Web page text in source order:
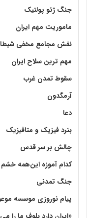
جنگ ژئو پولتیک
ماموریت مهم ایران
نقش مجامع مخفی
مهم ترین سلاح ایران
سقوط تمدن غرب
آرمگدون
دعا
بنرد فیزیک و متافیزیک
چالش بر سر قدس
کدام آموزه این‌همه
جنگ تمدنی
پیام نوروزی موسسه